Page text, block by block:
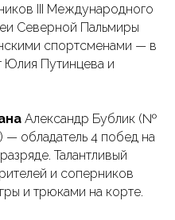
III Международного
Северной Пальмиры
спортсменами — в
Юлия Путинцева и
Александр Бублик (№
— обладатель 4 побед на
Талантливый
и соперников
и трюками на корте.